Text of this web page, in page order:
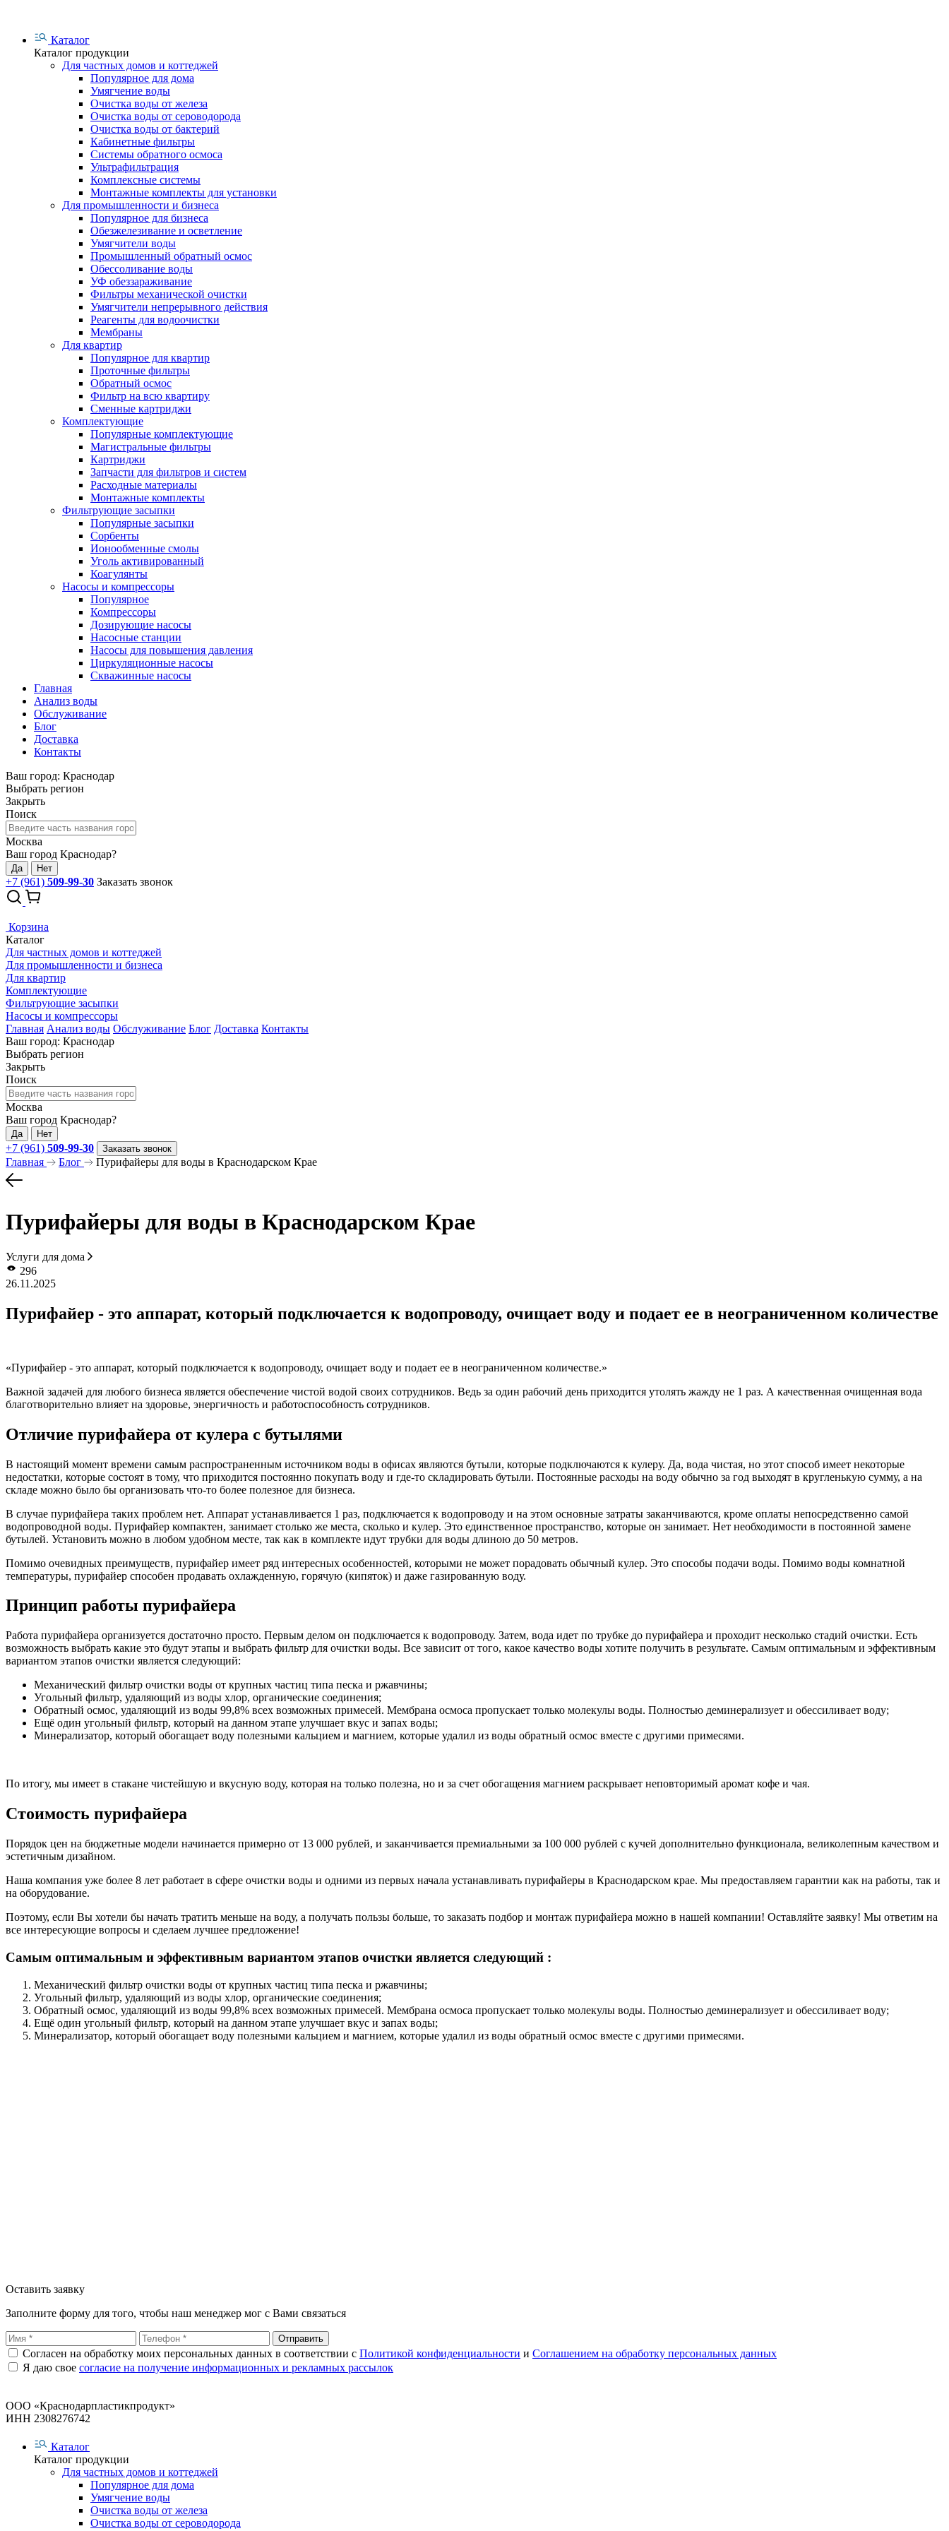
Каталог
Каталог продукции
Для частных домов и коттеджей
Популярное для дома
Умягчение воды
Очистка воды от железа
Очистка воды от сероводорода
Очистка воды от бактерий
Кабинетные фильтры
Системы обратного осмоса
Ультрафильтрация
Комплексные системы
Монтажные комплекты для установки
Для промышленности и бизнеса
Популярное для бизнеса
Обезжелезивание и осветление
Умягчители воды
Промышленный обратный осмос
Обессоливание воды
УФ обеззараживание
Фильтры механической очистки
Умягчители непрерывного действия
Реагенты для водоочистки
Мембраны
Для квартир
Популярное для квартир
Проточные фильтры
Обратный осмос
Фильтр на всю квартиру
Сменные картриджи
Комплектующие
Популярные комплектующие
Магистральные фильтры
Картриджи
Запчасти для фильтров и систем
Расходные материалы
Монтажные комплекты
Фильтрующие засыпки
Популярные засыпки
Сорбенты
Ионообменные смолы
Уголь активированный
Коагулянты
Насосы и компрессоры
Популярное
Компрессоры
Дозирующие насосы
Насосные станции
Насосы для повышения давления
Циркуляционные насосы
Скважинные насосы
Главная
Анализ воды
Обслуживание
Блог
Доставка
Контакты
Ваш город: Краснодар
Выбрать регион
Закрыть
Поиск
Москва
Ваш город Краснодар?
Да Нет
+7 (961) 509-99-30 Заказать звонок
Корзина
Каталог
Для частных домов и коттеджей
Для промышленности и бизнеса
Для квартир
Комплектующие
Фильтрующие засыпки
Насосы и компрессоры
Главная Анализ воды Обслуживание Блог Доставка Контакты
Ваш город: Краснодар
Выбрать регион
Закрыть
Поиск
Москва
Ваш город Краснодар?
Да Нет
+7 (961) 509-99-30 Заказать звонок
Главная Блог Пурифайеры для воды в Краснодарском Крае
Пурифайеры для воды в Краснодарском Крае
Услуги для дома
296
26.11.2025
Пурифайер - это аппарат, который подключается к водопроводу, очищает воду и подает ее в неограниченном количестве
«Пурифайер - это аппарат, который подключается к водопроводу, очищает воду и подает ее в неограниченном количестве.»
Важной задачей для любого бизнеса является обеспечение чистой водой своих сотрудников. Ведь за один рабочий день приходится утолять жажду не 1 раз. А качественная очищенная вода
благотворительно влияет на здоровье, энергичность и работоспособность сотрудников.
Отличие пурифайера от кулера с бутылями
В настоящий момент времени самым распространенным источником воды в офисах являются бутыли, которые подключаются к кулеру. Да, вода чистая, но этот способ имеет некоторые
недостатки, которые состоят в тому, что приходится постоянно покупать воду и где-то складировать бутыли. Постоянные расходы на воду обычно за год выходят в кругленькую сумму, а на
складе можно было бы организовать что-то более полезное для бизнеса.
В случае пурифайера таких проблем нет. Аппарат устанавливается 1 раз, подключается к водопроводу и на этом основные затраты заканчиваются, кроме оплаты непосредственно самой
водопроводной воды. Пурифайер компактен, занимает столько же места, сколько и кулер. Это единственное пространство, которые он занимает. Нет необходимости в постоянной замене
бутылей. Установить можно в любом удобном месте, так как в комплекте идут трубки для воды длиною до 50 метров.
Помимо очевидных преимуществ, пурифайер имеет ряд интересных особенностей, которыми не может порадовать обычный кулер. Это способы подачи воды. Помимо воды комнатной
температуры, пурифайер способен продавать охлажденную, горячую (кипяток) и даже газированную воду.
Принцип работы пурифайера
Работа пурифайера организуется достаточно просто. Первым делом он подключается к водопроводу. Затем, вода идет по трубке до пурифайера и проходит несколько стадий очистки. Есть
возможность выбрать какие это будут этапы и выбрать фильтр для очистки воды. Все зависит от того, какое качество воды хотите получить в результате. Самым оптимальным и эффективным
вариантом этапов очистки является следующий:
Механический фильтр очистки воды от крупных частиц типа песка и ржавчины;
Угольный фильтр, удаляющий из воды хлор, органические соединения;
Обратный осмос, удаляющий из воды 99,8% всех возможных примесей. Мембрана осмоса пропускает только молекулы воды. Полностью деминерализует и обессиливает воду;
Ещё один угольный фильтр, который на данном этапе улучшает вкус и запах воды;
Минерализатор, который обогащает воду полезными кальцием и магнием, которые удалил из воды обратный осмос вместе с другими примесями.
По итогу, мы имеет в стакане чистейшую и вкусную воду, которая на только полезна, но и за счет обогащения магнием раскрывает неповторимый аромат кофе и чая.
Стоимость пурифайера
Порядок цен на бюджетные модели начинается примерно от 13 000 рублей, и заканчивается премиальными за 100 000 рублей с кучей дополнительно функционала, великолепным качеством и
эстетичным дизайном.
Наша компания уже более 8 лет работает в сфере очистки воды и одними из первых начала устанавливать пурифайеры в Краснодарском крае. Мы предоставляем гарантии как на работы, так и
на оборудование.
Поэтому, если Вы хотели бы начать тратить меньше на воду, а получать пользы больше, то заказать подбор и монтаж пурифайера можно в нашей компании! Оставляйте заявку! Мы ответим на
все интересующие вопросы и сделаем лучшее предложение!
Самым оптимальным и эффективным вариантом этапов очистки является следующий :
Механический фильтр очистки воды от крупных частиц типа песка и ржавчины;
Угольный фильтр, удаляющий из воды хлор, органические соединения;
Обратный осмос, удаляющий из воды 99,8% всех возможных примесей. Мембрана осмоса пропускает только молекулы воды. Полностью деминерализует и обессиливает воду;
Ещё один угольный фильтр, который на данном этапе улучшает вкус и запах воды;
Минерализатор, который обогащает воду полезными кальцием и магнием, которые удалил из воды обратный осмос вместе с другими примесями.
Оставить заявку
Заполните форму для того, чтобы наш менеджер мог с Вами связаться
Отправить
Согласен на обработку моих персональных данных в соответствии с Политикой конфиденциальности и Соглашением на обработку персональных данных
Я даю свое согласие на получение информационных и рекламных рассылок
ООО «Краснодарпластикпродукт»
ИНН 2308276742
Каталог
Каталог продукции
Для частных домов и коттеджей
Популярное для дома
Умягчение воды
Очистка воды от железа
Очистка воды от сероводорода